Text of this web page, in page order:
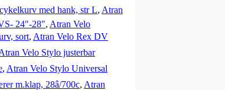
med hank, str L, Atran
24"-28", Atran Velo
sort, Atran Velo Rex DV
Velo Stylo justerbar
, Atran Velo Stylo Universal
m.klap, 28â/700c, Atran